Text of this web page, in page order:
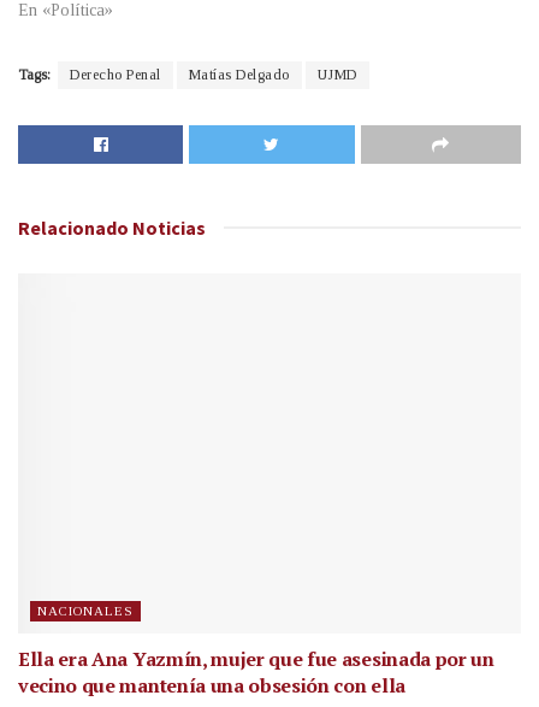
En «Política»
Tags: Derecho Penal Matías Delgado UJMD
Relacionado Noticias
NACIONALES
Ella era Ana Yazmín, mujer que fue asesinada por un
vecino que mantenía una obsesión con ella